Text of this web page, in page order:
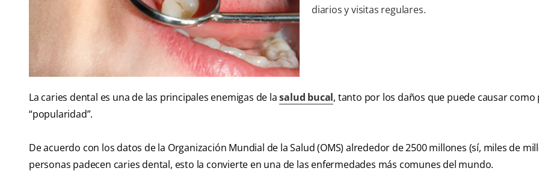
diarios y visitas regulares.
La caries dental es una de las principales enemigas de lasalud bucal, tanto por los daños que puede causar como
“popularidad”.
De acuerdo con los datos de la Organización Mundial de la Salud (OMS) alrededor de 2500 millones (sí, miles de
personas padecen caries dental, esto la convierte en una de las enfermedades más comunes del mundo.